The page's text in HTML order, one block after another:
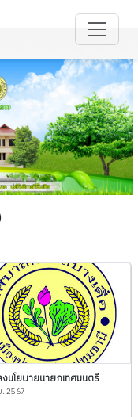
นโยบายนายกเทศมนตรี
2567